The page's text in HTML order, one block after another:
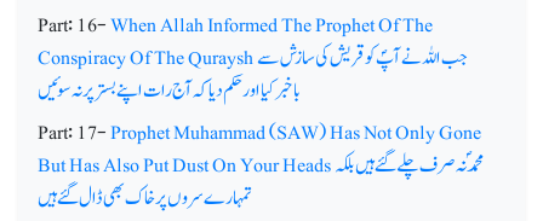
Part: 16-When Allah Informed The Prophet Of The
Conspiracy Of The Qurayshجب اللہ نے آپؐ کو قریش کی سازش سے
باخبرکیا اور حکم دیا کہ آج رات اپنے بستر پر نہ سوئیں
Part: 17-Prophet Muhammad (SAW) Has Not Only Gone
But Has Also Put Dust On Your Headsمحمدؐنہ صرف چلے گئے ہیں بلکہ
تمہارے سروں پر خاک بھی ڈال گئے ہیں